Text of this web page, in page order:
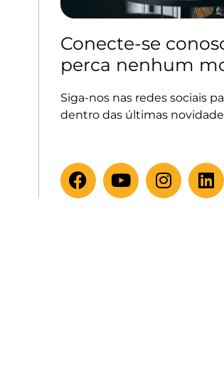
Conecte-se
perca nenhum
Siga-nos nas redes sociais
dentro das últimas